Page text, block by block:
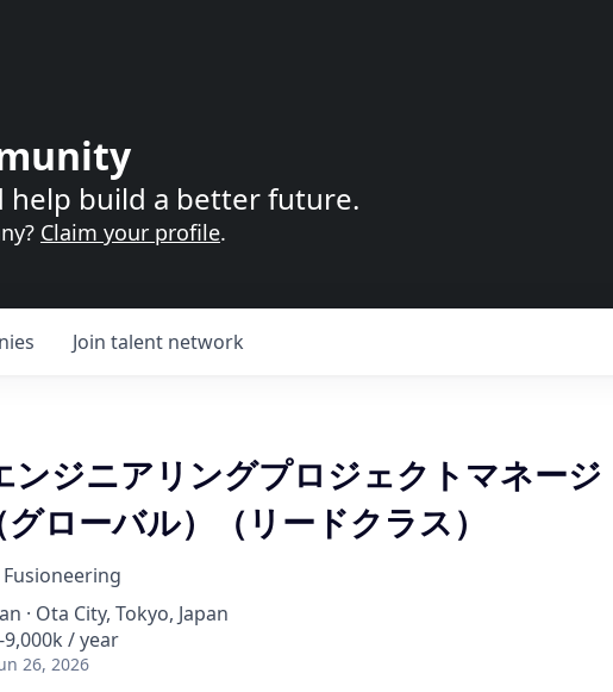
help build a better future.
Claim your profile.
Join talent network
ンジニアリングプロジェクトマネージ
グローバル）（リードクラス）
· Ota City, Tokyo, Japan
9,000k / year
26, 2026